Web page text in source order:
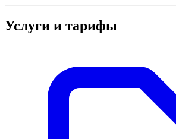
Услуги и тарифы